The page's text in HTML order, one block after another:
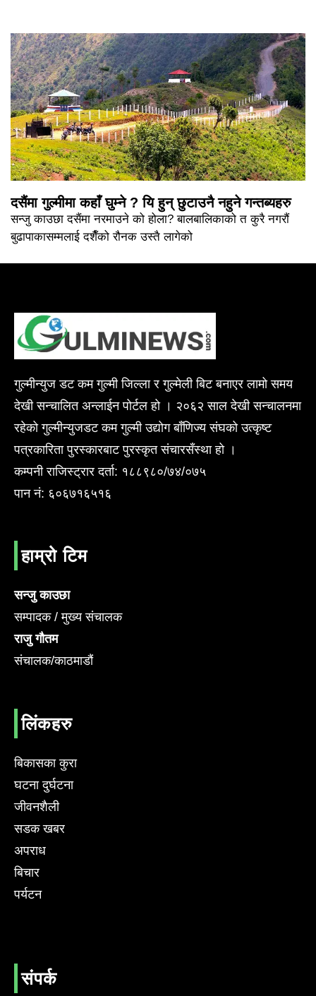
दसैंमा गुल्मीमा कहाँ घुम्ने ? यि हुन् छुटाउनै नहुने गन्तब्यहरु
सन्जु काउछा दसैंमा नरमाउने को होला? बालबालिकाको त कुरै नगरौं
बुढापाकासम्मलाई दशैँको रौनक उस्तै लागेको
गुल्मीन्युज डट कम गुल्मी जिल्ला र गुल्मेली बिट बनाएर लामो समय
देखी सन्चालित अन्लाईन पोर्टल हो । २०६२ साल देखी सन्चालनमा
रहेको गुल्मीन्युजडट कम गुल्मी उद्योग बाँणिज्य संघको उत्कृष्ट
पत्रकारिता पुरस्कारबाट पुरस्कृत संचारसँस्था हो ।
कम्पनी राजिस्ट्रार दर्ता: १८८९८०/७४/०७५
पान नं: ६०६७१६५१६
हाम्रो टिम
सन्जु काउछा
सम्पादक / मुख्य संचालक
राजु गौतम
संचालक/काठमाडौं
लिंकहरु
बिकासका कुरा
घटना दुर्घटना
जीवनशैली
सडक खबर
अपराध
बिचार
पर्यटन
संपर्क